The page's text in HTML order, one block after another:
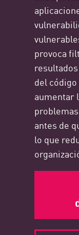
provoca
del
aumentar
antes de
lo que